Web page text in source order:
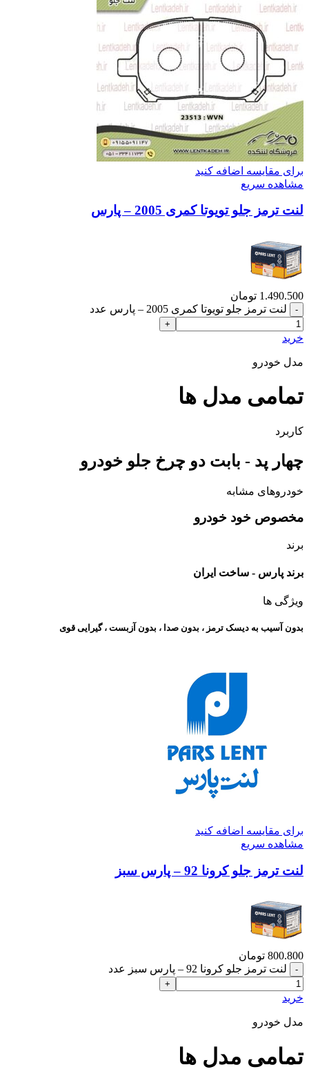
برای مقایسه اضافه کنید
مشاهده سریع
لنت ترمز جلو تویوتا کمری 2005 – پارس
1.490.500 تومان
لنت ترمز جلو تویوتا کمری 2005 – پارس عدد
خرید
مدل خودرو
تمامی مدل ها
کاربرد
چهار پد - بابت دو چرخ جلو خودرو
خودروهای مشابه
مخصوص خود خودرو
برند
برند پارس - ساخت ایران
ویژگی ها
بدون آسیب به دیسک ترمز ، بدون صدا ، بدون آزبست ، گیرایی قوی​
برای مقایسه اضافه کنید
مشاهده سریع
لنت ترمز جلو کرونا 92 – پارس سبز
800.800 تومان
لنت ترمز جلو کرونا 92 – پارس سبز عدد
خرید
مدل خودرو
تمامی مدل ها